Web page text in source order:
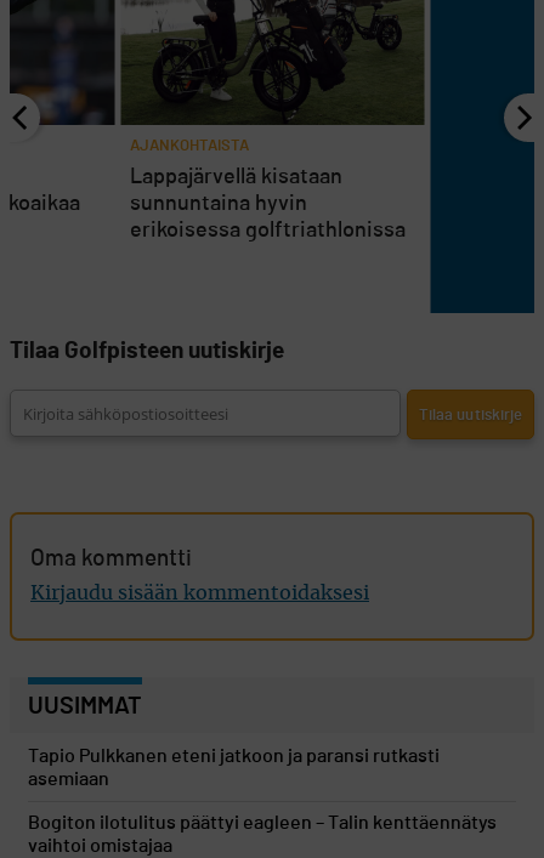
AJANKOHTAISTA
Lappajärvellä kisataan
sunnuntaina hyvin
erikoisessa golftriathlonissa
Tilaa Golfpisteen uutiskirje
Oma kommentti
Kirjaudu sisään kommentoidaksesi
UUSIMMAT
Tapio Pulkkanen eteni jatkoon ja paransi rutkasti
asemiaan
Bogiton ilotulitus päättyi eagleen – Talin kenttäennätys
vaihtoi omistajaa